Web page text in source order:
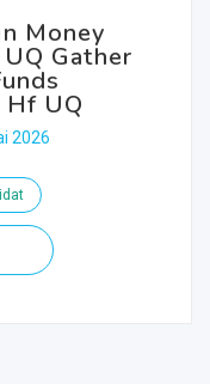
Money
Gather
UQ
2026